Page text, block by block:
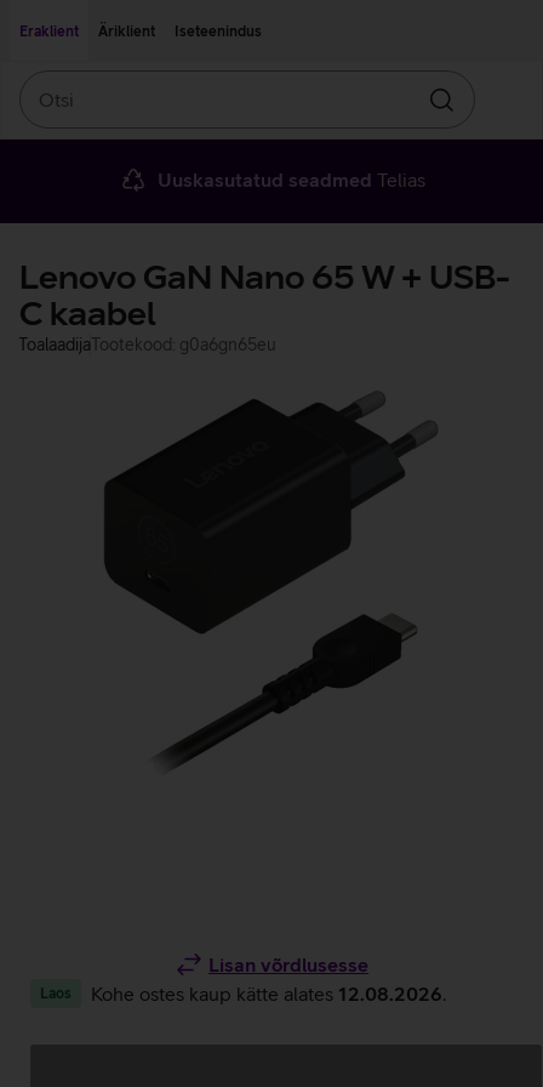
Eraklient
Äriklient Iseteenindus
Otsin
Uuskasutatud seadmed Telias
Lenovo GaN Nano 65 W + USB-
C kaabel
ToalaadijaTootekood: g0a6gn65eu
Lisan võrdlusesse
Laos Kohe ostes kaup kätte alates 12.08.2026